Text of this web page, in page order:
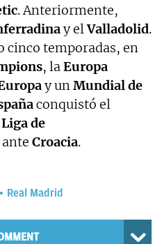
. Anteriormente,
y elValladolid.
cinco temporadas, en
, laEuropa
y unMundial de
conquistó el
Liga de
ante Croacia.
Real Madrid